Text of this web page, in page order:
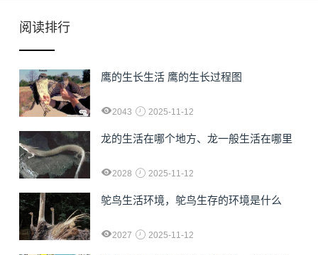
阅读排行
鹰的生长生活 鹰的生长过程图
2043 2025-11-12
龙的生活在哪个地方、龙一般生活在哪里
2028 2025-11-12
鸵鸟生活环境，鸵鸟生存的环境是什么
2027 2025-11-12